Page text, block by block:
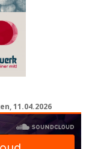
11.04.2026